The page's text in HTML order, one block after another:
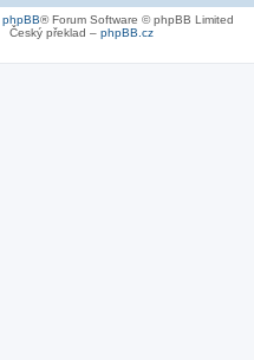
phpBB® Forum Software © phpBB Limited
Český překlad – phpBB.cz